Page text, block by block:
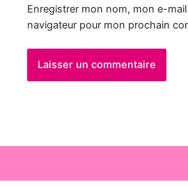
Enregistrer mon nom, mon e-
navigateur pour mon prochain